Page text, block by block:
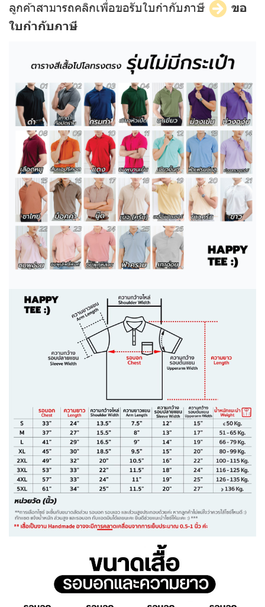
ลูกค้าสามารถคลิกเพื่อขอรับใบกำกับภาษี
ขอ
ใบกำกับภาษี